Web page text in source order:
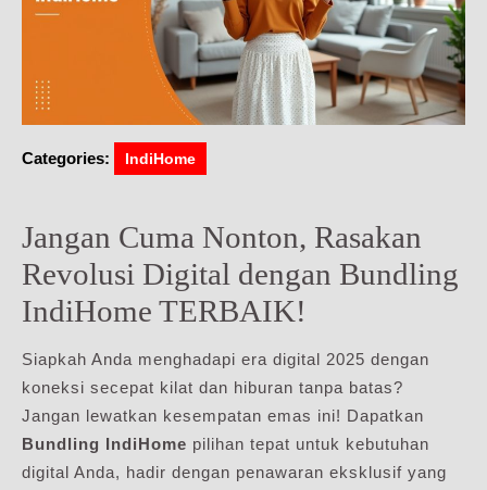
Categories: IndiHome
Jangan Cuma Nonton, Rasakan
Revolusi Digital dengan Bundling
IndiHome TERBAIK!
Siapkah Anda menghadapi era digital 2025 dengan
koneksi secepat kilat dan hiburan tanpa batas?
Jangan lewatkan kesempatan emas ini! Dapatkan
Bundling IndiHome pilihan tepat untuk kebutuhan
digital Anda, hadir dengan penawaran eksklusif yang